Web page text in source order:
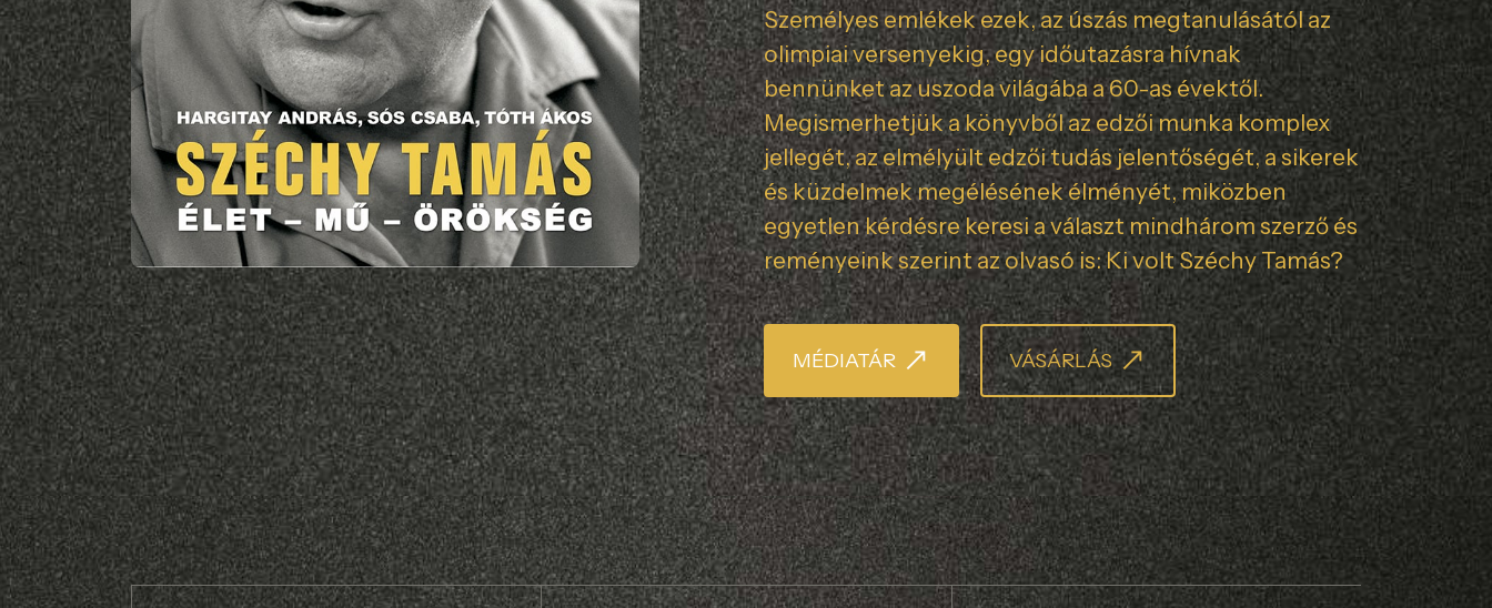
Személyes emlékek ezek, az úszás megtanulásától az
olimpiai versenyekig, egy időutazásra hívnak
bennünket az uszoda világába a 60-as évektől.
Megismerhetjük a könyvből az edzői munka komplex
jellegét, az elmélyült edzői tudás jelentőségét, a sikerek
és küzdelmek megélésének élményét, miközben
egyetlen kérdésre keresi a választ mindhárom szerző és
reményeink szerint az olvasó is: Ki volt Széchy Tamás?
MÉDIATÁR VÁSÁRLÁS